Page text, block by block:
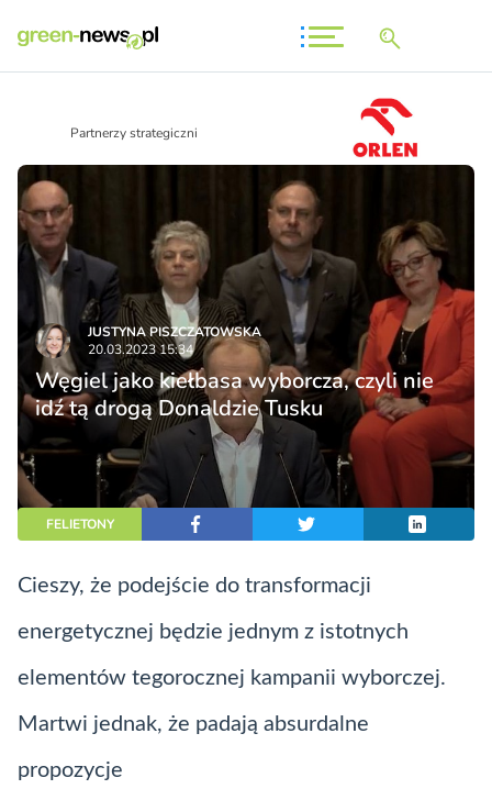
Partnerzy strategiczni
JUSTYNA PISZCZATOWSKA
20.03.2023 15:34
Węgiel jako kiełbasa wyborcza, czyli nie
idź tą drogą Donaldzie Tusku
FELIETONY
Cieszy, że podejście do transformacji
energetycznej będzie jednym z istotnych
elementów tegorocznej kampanii wyborczej.
Martwi jednak, że padają absurdalne
propozycje